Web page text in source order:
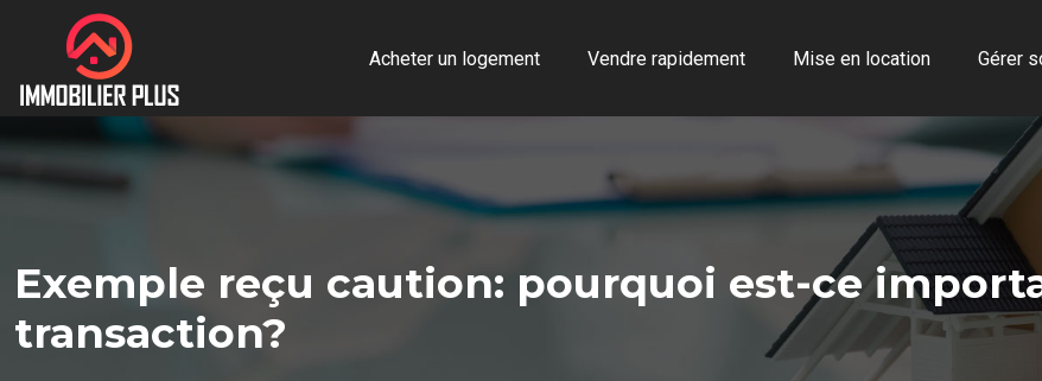
Acheter un logement Vendre rapidement Mise en location Gérer
Exemple reçu caution: pourquoi est-ce
transaction?